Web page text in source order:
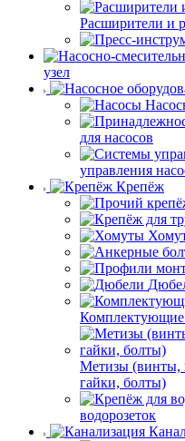
Расширители и
узел
для насосов
управления
Крепёж
Комплектующие
Метизы (винты,
гайки, болты)
водорозеток